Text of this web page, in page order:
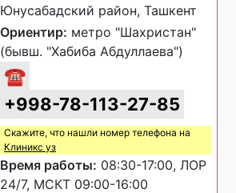
Юнусабадский район, Ташкент
Ориентир: метро "Шахристан"
(бывш. "Хабиба Абдуллаева")
☎
+998-78-113-27-85
Скажите, что нашли номер телефона на
Клиникс уз
Время работы: 08:30-17:00, ЛОР
24/7, МСКТ 09:00-16:00